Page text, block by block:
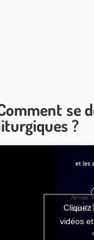
se
?
Cliquez
vidéos